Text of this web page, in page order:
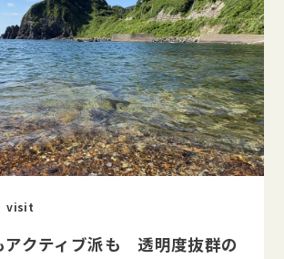
visit
アクティブ派も 透明度抜群の